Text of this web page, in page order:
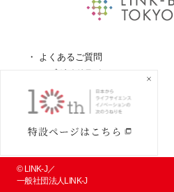
よくあるご質問
ロゴガイドライン
特定商取引法に基づく表
© LINK-J／
一般社団法人LINK-J